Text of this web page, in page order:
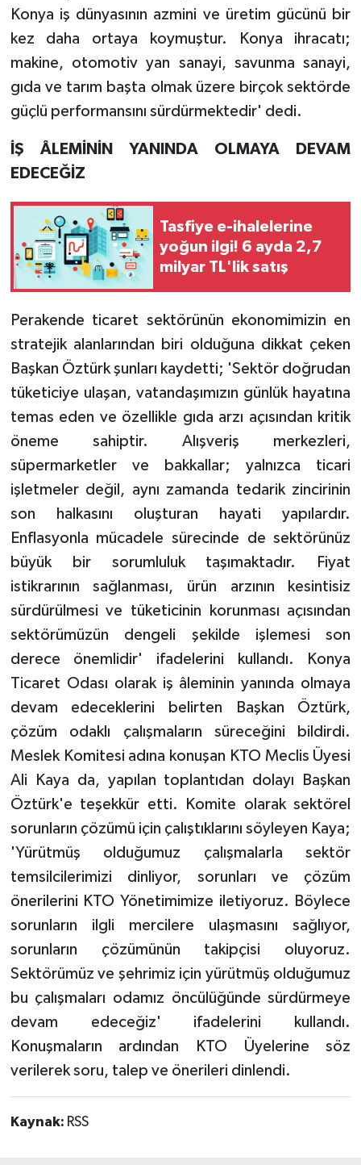
Konya iş dünyasının azmini ve üretim gücünü bir
kez daha ortaya koymuştur. Konya ihracatı;
makine, otomotiv yan sanayi, savunma sanayi,
gıda ve tarım başta olmak üzere birçok sektörde
güçlü performansını sürdürmektedir' dedi.
İŞ ÂLEMİNİN YANINDA OLMAYA DEVAM
EDECEĞİZ
Tasfiye e-ihalelerine
yoğun ilgi! 6 ayda 2,7
milyar TL'lik satış
Perakende ticaret sektörünün ekonomimizin en
stratejik alanlarından biri olduğuna dikkat çeken
Başkan Öztürk şunları kaydetti; 'Sektör doğrudan
tüketiciye ulaşan, vatandaşımızın günlük hayatına
temas eden ve özellikle gıda arzı açısından kritik
öneme sahiptir. Alışveriş merkezleri,
süpermarketler ve bakkallar; yalnızca ticari
işletmeler değil, aynı zamanda tedarik zincirinin
son halkasını oluşturan hayati yapılardır.
Enflasyonla mücadele sürecinde de sektörünüz
büyük bir sorumluluk taşımaktadır. Fiyat
istikrarının sağlanması, ürün arzının kesintisiz
sürdürülmesi ve tüketicinin korunması açısından
sektörümüzün dengeli şekilde işlemesi son
derece önemlidir' ifadelerini kullandı. Konya
Ticaret Odası olarak iş âleminin yanında olmaya
devam edeceklerini belirten Başkan Öztürk,
çözüm odaklı çalışmaların süreceğini bildirdi.
Meslek Komitesi adına konuşan KTO Meclis Üyesi
Ali Kaya da, yapılan toplantıdan dolayı Başkan
Öztürk'e teşekkür etti. Komite olarak sektörel
sorunların çözümü için çalıştıklarını söyleyen Kaya;
'Yürütmüş olduğumuz çalışmalarla sektör
temsilcilerimizi dinliyor, sorunları ve çözüm
önerilerini KTO Yönetimimize iletiyoruz. Böylece
sorunların ilgli mercilere ulaşmasını sağlıyor,
sorunların çözümünün takipçisi oluyoruz.
Sektörümüz ve şehrimiz için yürütmüş olduğumuz
bu çalışmaları odamız öncülüğünde sürdürmeye
devam edeceğiz' ifadelerini kullandı.
Konuşmaların ardından KTO Üyelerine söz
verilerek soru, talep ve önerileri dinlendi.
Kaynak: RSS